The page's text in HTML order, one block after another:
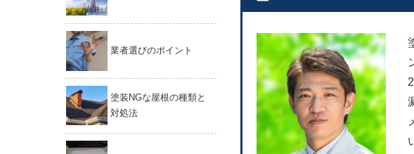
業者選びのポイント
塗装NGな屋根の種類と
対処法